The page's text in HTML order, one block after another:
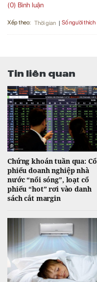
(0) Bình luận
Xếp theo: Thời gian Số người thích
Tin liên quan
Chứng khoán tuần qua: Cổ
phiếu doanh nghiệp nhà
nước “nổi sóng”, loạt cổ
phiếu “hot” rơi vào danh
sách cắt margin